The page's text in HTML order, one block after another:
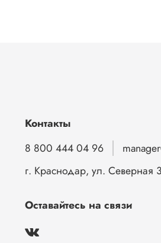
Контакты
8 800 444 04 96
г. Краснодар, ул. Северная
Оставайтесь на связи